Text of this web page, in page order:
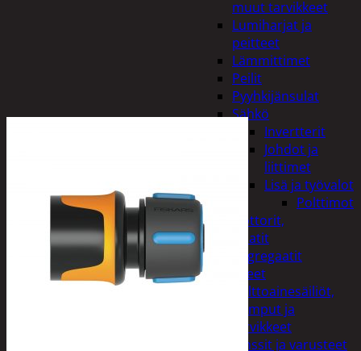
muut tarvikkeet
Lumiharjat ja
peitteet
Lämmittimet
Peilit
Pyyhkijänsulat
Sähkö
Invertterit
Johdot ja
liittimet
Lisä ja työvalot
Polttimot
Irtomoottorit,
aggregaatit
Aggregaatit
Lisälaitteet
Polttoainesäiliöt,
pumput ja
tarvikkeet
Vinssit ja varusteet